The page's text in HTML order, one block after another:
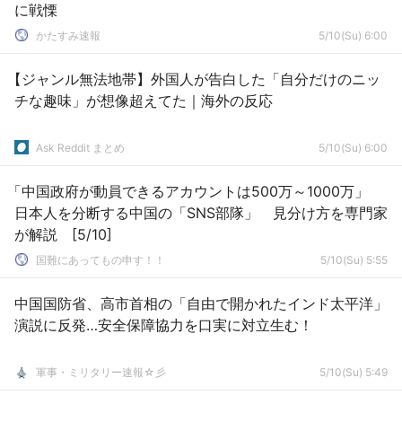
に戦慄
かたすみ速報 5/10(Su) 6:00
【ジャンル無法地帯】外国人が告白した「自分だけのニッ
チな趣味」が想像超えてた｜海外の反応
Ask Reddit まとめ 5/10(Su) 6:00
「中国政府が動員できるアカウントは500万～1000万」
日本人を分断する中国の「SNS部隊」 見分け方を専門家
が解説 [5/10]
国難にあってもの申す！！ 5/10(Su) 5:55
中国国防省、高市首相の「自由で開かれたインド太平洋」
演説に反発…安全保障協力を口実に対立生む！
軍事・ミリタリー速報☆彡 5/10(Su) 5:49